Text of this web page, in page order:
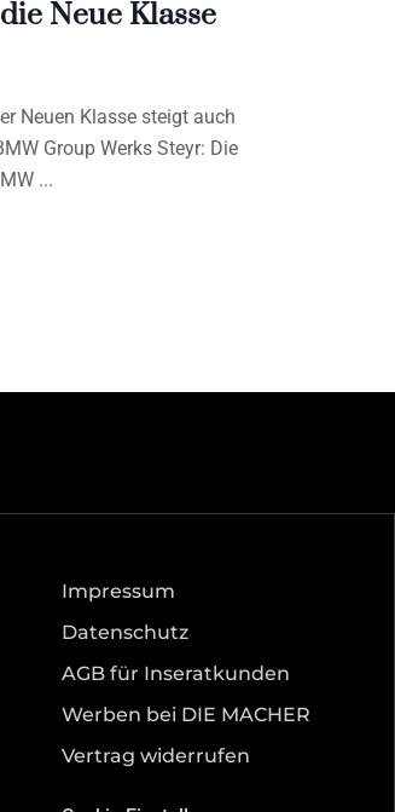
Neue Klasse
Neuen Klasse steigt auch
Group Werks Steyr: Die
Impressum
Datenschutz
AGB für Inseratkunden
Werben bei DIE MACHER
Vertrag widerrufen